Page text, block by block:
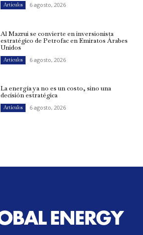
Artículos 6 agosto, 2026
Al Mazrui se convierte en inversionista
estratégico de Petrofac en Emiratos Árabes
Unidos
Artículos 6 agosto, 2026
La energía ya no es un costo, sino una
decisión estratégica
Artículos 6 agosto, 2026